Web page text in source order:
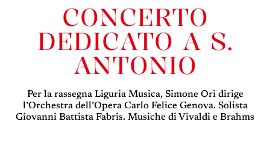
CONCERTO
DEDICATO A S.
ANTONIO
Per la rassegna Liguria Musica, Simone Ori dirige
l’Orchestra dell’Opera Carlo Felice Genova. Solista
Giovanni Battista Fabris. Musiche di Vivaldi e Brahms